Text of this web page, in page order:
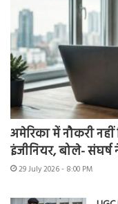
अमेरिका में नौकरी
इंजीनियर, बोले-
29 July 2026 - 8:00 PM